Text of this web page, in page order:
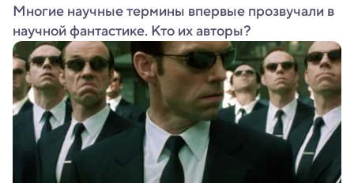
Многие научные термины впервые прозвучали в
научной фантастике. Кто их авторы?